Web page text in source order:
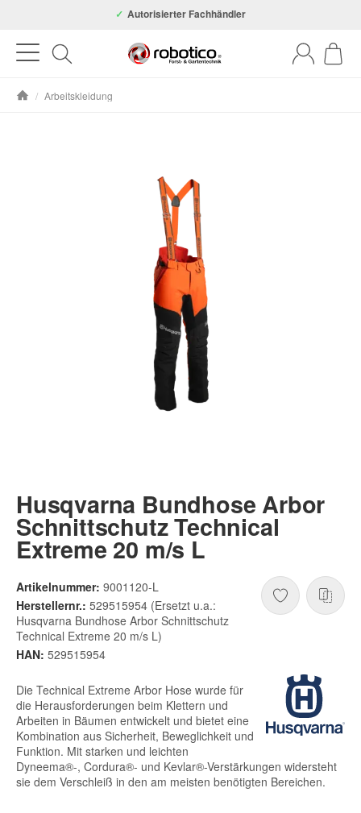
Autorisierter Fachhändler
/ Arbeitskleidung
Husqvarna Bundhose Arbor
Schnittschutz Technical
Extreme 20 m/s L
Artikelnummer: 9001120-L
Herstellernr.: 529515954 (Ersetzt u.a.:
Husqvarna Bundhose Arbor Schnittschutz
Technical Extreme 20 m/s L)
HAN: 529515954
Die Technical Extreme Arbor Hose wurde für
die Herausforderungen beim Klettern und
Arbeiten in Bäumen entwickelt und bietet eine
Kombination aus Sicherheit, Beweglichkeit und
Funktion. Mit starken und leichten
Dyneema®-, Cordura®- und Kevlar®-Verstärkungen widersteht
sie dem Verschleiß in den am meisten benötigten Bereichen.